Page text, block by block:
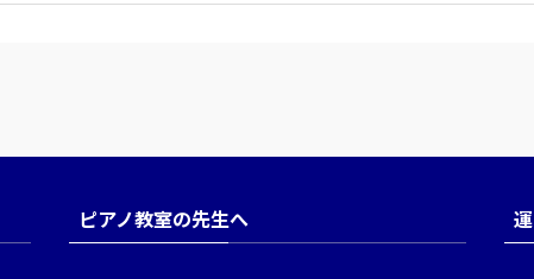
ピアノ教室の先生へ